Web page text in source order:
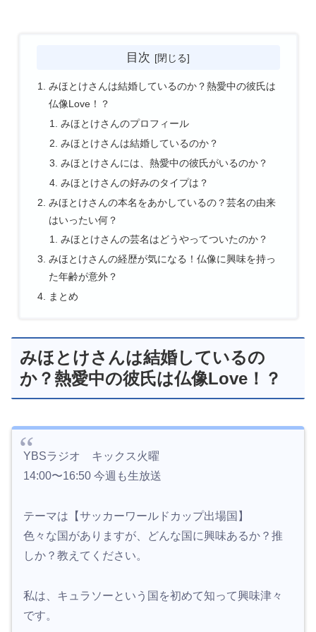
目次
みほとけさんは結婚しているのか？熱愛中の彼氏は
仏像Love！？
みほとけさんのプロフィール
みほとけさんは結婚しているのか？
みほとけさんには、熱愛中の彼氏がいるのか？
みほとけさんの好みのタイプは？
みほとけさんの本名をあかしているの？芸名の由来
はいったい何？
みほとけさんの芸名はどうやってついたのか？
みほとけさんの経歴が気になる！仏像に興味を持っ
た年齢が意外？
まとめ
みほとけさんは結婚しているの
か？熱愛中の彼氏は仏像Love！？
YBSラジオ キックス火曜
14:00〜16:50 今週も生放送
テーマは【サッカーワールドカップ出場国】
色々な国がありますが、どんな国に興味あるか？推
しか？教えてください。
私は、キュラソーという国を初めて知って興味津々
です。